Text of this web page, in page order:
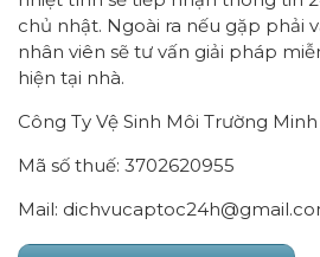
chủ nhật. Ngoài ra nếu gặp phải
nhân viên sẽ tư vấn giải pháp
hiện tại nhà.
Công Ty Vệ Sinh Môi Trường
Mã số thuế: 3702620955
Mail: